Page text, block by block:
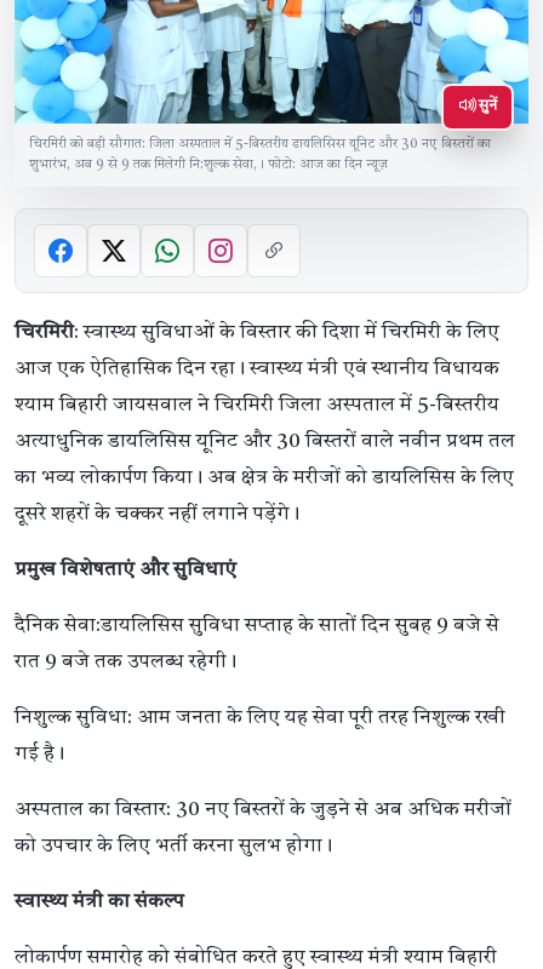
सुनें
चिरमिरी को बड़ी सौगात: जिला अस्पताल में 5-बिस्तरीय डायलिसिस यूनिट और 30 नए बिस्तरों का
शुभारंभ, अब 9 से 9 तक मिलेगी नि:शुल्क सेवा,। फोटो: आज का दिन न्यूज़
चिरमिरी: स्वास्थ्य सुविधाओं के विस्तार की दिशा में चिरमिरी के लिए
आज एक ऐतिहासिक दिन रहा। स्वास्थ्य मंत्री एवं स्थानीय विधायक
श्याम बिहारी जायसवाल ने चिरमिरी जिला अस्पताल में 5-बिस्तरीय
अत्याधुनिक डायलिसिस यूनिट और 30 बिस्तरों वाले नवीन प्रथम तल
का भव्य लोकार्पण किया। अब क्षेत्र के मरीजों को डायलिसिस के लिए
दूसरे शहरों के चक्कर नहीं लगाने पड़ेंगे।
प्रमुख विशेषताएं और सुविधाएं
दैनिक सेवा:डायलिसिस सुविधा सप्ताह के सातों दिन सुबह 9 बजे से
रात 9 बजे तक उपलब्ध रहेगी।
निशुल्क सुविधा: आम जनता के लिए यह सेवा पूरी तरह निशुल्क रखी
गई है।
अस्पताल का विस्तार: 30 नए बिस्तरों के जुड़ने से अब अधिक मरीजों
को उपचार के लिए भर्ती करना सुलभ होगा।
स्वास्थ्य मंत्री का संकल्प
लोकार्पण समारोह को संबोधित करते हुए स्वास्थ्य मंत्री श्याम बिहारी